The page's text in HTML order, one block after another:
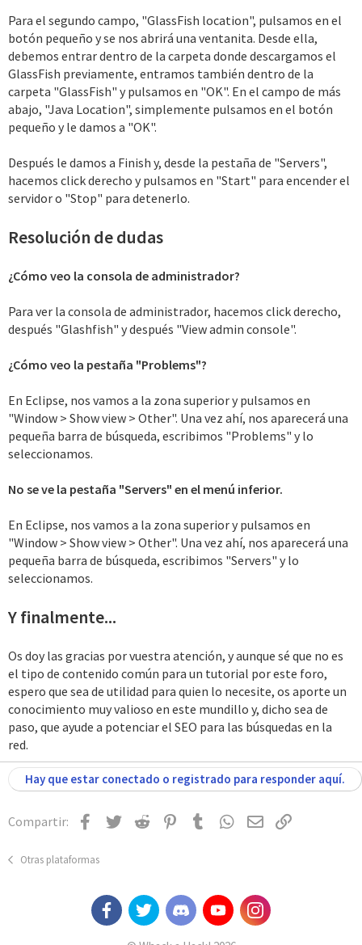
Para el segundo campo, "GlassFish location", pulsamos en el
botón pequeño y se nos abrirá una ventanita. Desde ella,
debemos entrar dentro de la carpeta donde descargamos el
GlassFish previamente, entramos también dentro de la
carpeta "GlassFish" y pulsamos en "OK". En el campo de más
abajo, "Java Location", simplemente pulsamos en el botón
pequeño y le damos a "OK".
Después le damos a Finish y, desde la pestaña de "Servers",
hacemos click derecho y pulsamos en "Start" para encender el
servidor o "Stop" para detenerlo.
Resolución de dudas
¿Cómo veo la consola de administrador?
Para ver la consola de administrador, hacemos click derecho,
después "Glashfish" y después "View admin console".
¿Cómo veo la pestaña "Problems"?
En Eclipse, nos vamos a la zona superior y pulsamos en
"Window > Show view > Other". Una vez ahí, nos aparecerá una
pequeña barra de búsqueda, escribimos "Problems" y lo
seleccionamos.
No se ve la pestaña "Servers" en el menú inferior.
En Eclipse, nos vamos a la zona superior y pulsamos en
"Window > Show view > Other". Una vez ahí, nos aparecerá una
pequeña barra de búsqueda, escribimos "Servers" y lo
seleccionamos.
Y finalmente...
Os doy las gracias por vuestra atención, y aunque sé que no es
el tipo de contenido común para un tutorial por este foro,
espero que sea de utilidad para quien lo necesite, os aporte un
conocimiento muy valioso en este mundillo y, dicho sea de
paso, que ayude a potenciar el SEO para las búsquedas en la
red.
Hay que estar conectado o registrado para responder aquí.
Compartir: Facebook
TwitterReddit Pinterest
TumblrWhatsApp
EmailEnlace
Otras plataformas